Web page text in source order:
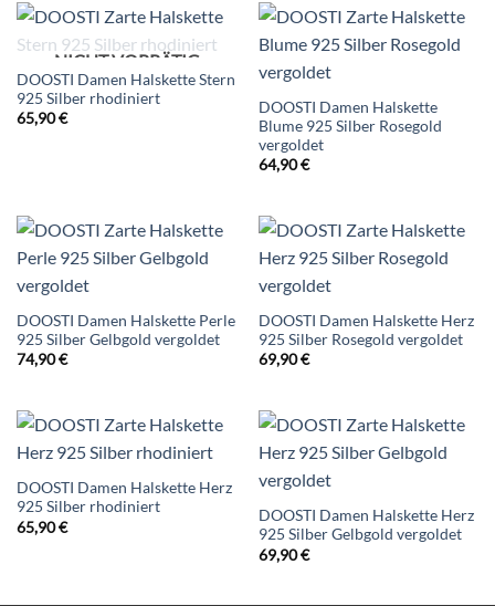
NICHT VORRÄTIG
DOOSTI Damen Halskette Stern
925 Silber rhodiniert
65,90€
DOOSTI Damen Halskette
Blume 925 Silber Rosegold
vergoldet
64,90€
DOOSTI Damen Halskette Perle
925 Silber Gelbgold vergoldet
74,90€
DOOSTI Damen Halskette Herz
925 Silber Rosegold vergoldet
69,90€
DOOSTI Damen Halskette Herz
925 Silber rhodiniert
65,90€
DOOSTI Damen Halskette Herz
925 Silber Gelbgold vergoldet
69,90€